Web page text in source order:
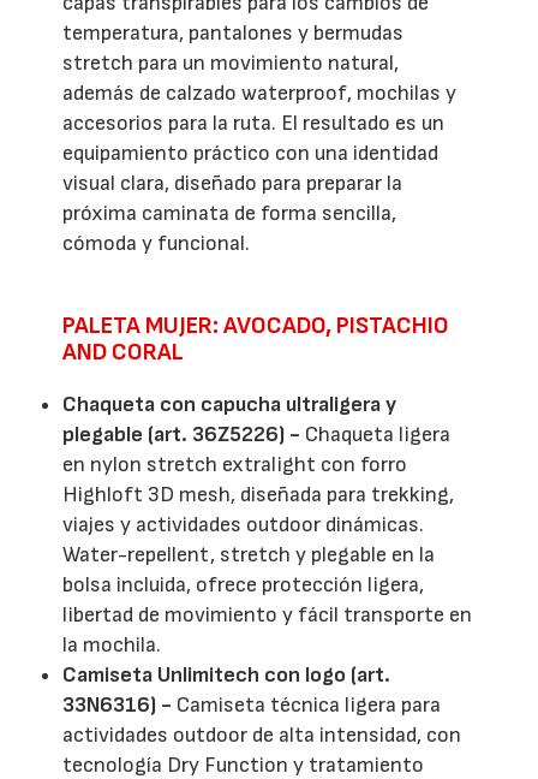
temperatura, pantalones y bermudas
stretch para un movimiento natural,
además de calzado waterproof, mochilas y
accesorios para la ruta. El resultado es un
equipamiento práctico con una identidad
visual clara, diseñado para preparar la
próxima caminata de forma sencilla,
cómoda y funcional.
PALETA MUJER: AVOCADO, PISTACHIO
AND CORAL
Chaqueta con capucha ultraligera y
plegable (art. 36Z5226) - Chaqueta ligera
en nylon stretch extralight con forro
Highloft 3D mesh, diseñada para trekking,
viajes y actividades outdoor dinámicas.
Water-repellent, stretch y plegable en la
bolsa incluida, ofrece protección ligera,
libertad de movimiento y fácil transporte en
la mochila.
Camiseta Unlimitech con logo (art.
33N6316) - Camiseta técnica ligera para
actividades outdoor de alta intensidad, con
tecnología Dry Function y tratamiento